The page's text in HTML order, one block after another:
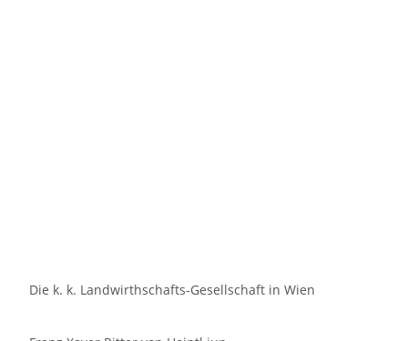
Die k. k. Landwirthschafts-Gesellschaft in Wien